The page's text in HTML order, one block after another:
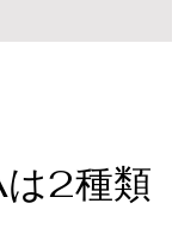
2種類